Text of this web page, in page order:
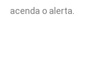
acenda o alerta.